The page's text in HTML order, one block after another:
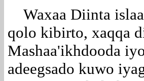
Waxaa Diinta
qolo kibirto, xaqqa
Mashaa'ikhdooda
adeegsado kuwo